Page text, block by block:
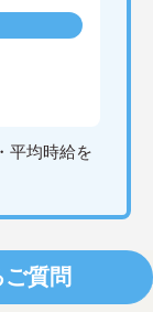
平均時給を
質問